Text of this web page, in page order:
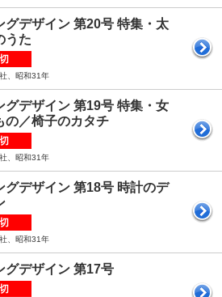
グデザイン 第20号 特集・太
うた
、昭和31年
グデザイン 第19号 特集・女
の／椅子のカタチ
、昭和31年
グデザイン 第18号 時計のデ
、昭和31年
グデザイン 第17号